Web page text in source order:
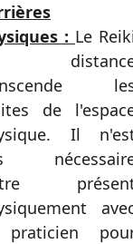
: Le
de
Il